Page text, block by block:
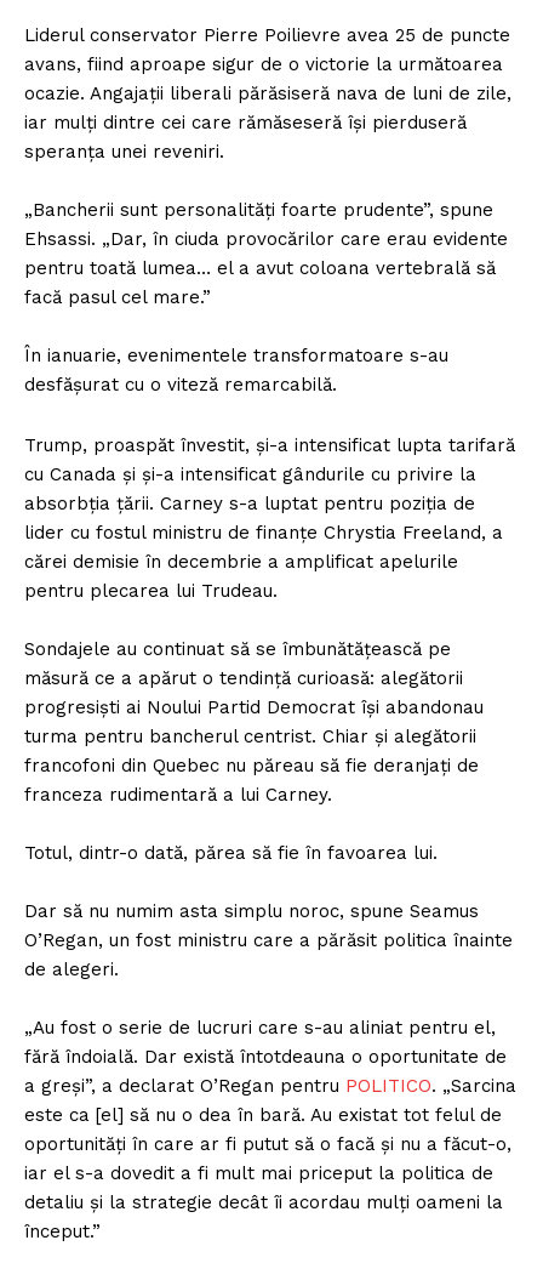
Liderul conservator Pierre Poilievre avea 25 de puncte
avans, fiind aproape sigur de o victorie la următoarea
ocazie. Angajații liberali părăsiseră nava de luni de zile,
iar mulți dintre cei care rămăseseră își pierduseră
speranța unei reveniri.
„Bancherii sunt personalități foarte prudente”, spune
Ehsassi. „Dar, în ciuda provocărilor care erau evidente
pentru toată lumea… el a avut coloana vertebrală să
facă pasul cel mare.”
În ianuarie, evenimentele transformatoare s-au
desfășurat cu o viteză remarcabilă.
Trump, proaspăt învestit, și-a intensificat lupta tarifară
cu Canada și și-a intensificat gândurile cu privire la
absorbția țării. Carney s-a luptat pentru poziția de
lider cu fostul ministru de finanțe Chrystia Freeland, a
cărei demisie în decembrie a amplificat apelurile
pentru plecarea lui Trudeau.
Sondajele au continuat să se îmbunătățească pe
măsură ce a apărut o tendință curioasă: alegătorii
progresiști ai Noului Partid Democrat își abandonau
turma pentru bancherul centrist. Chiar și alegătorii
francofoni din Quebec nu păreau să fie deranjați de
franceza rudimentară a lui Carney.
Totul, dintr-o dată, părea să fie în favoarea lui.
Dar să nu numim asta simplu noroc, spune Seamus
O’Regan, un fost ministru care a părăsit politica înainte
de alegeri.
„Au fost o serie de lucruri care s-au aliniat pentru el,
fără îndoială. Dar există întotdeauna o oportunitate de
a greși”, a declarat O’Regan pentru POLITICO. „Sarcina
este ca [el] să nu o dea în bară. Au existat tot felul de
oportunități în care ar fi putut să o facă și nu a făcut-o,
iar el s-a dovedit a fi mult mai priceput la politica de
detaliu și la strategie decât îi acordau mulți oameni la
început.”